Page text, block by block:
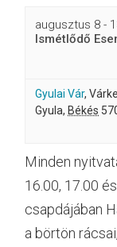
augusztus 8 -
Ismétlődő
Gyulai Vár,
Gyula, Békés
Minden
16.00, 17.00
csapdájában
a börtön